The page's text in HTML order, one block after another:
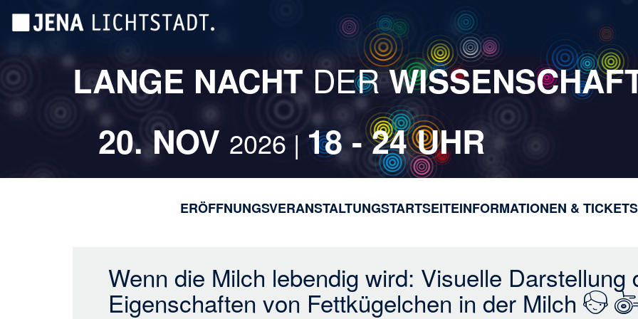
zum
LANGE NACHTDER
20. NOV 2026 | 18 - 24 UHR
H
n
a
ERÖFFNUNGSVERANSTALTUNGSTARTSEITEINFORMATIONEN & TICKETS
Wenn die Milch lebendig wird: Visuelle Darstellung
Eigenschaften von Fettkügelchen in der Milch